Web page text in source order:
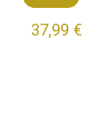
37,99 €